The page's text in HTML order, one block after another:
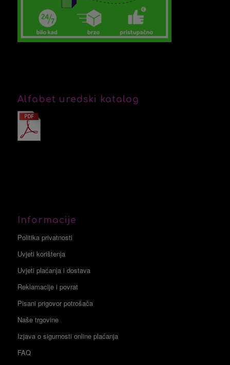
Alfabet uredski katalog
Informacije
Politika privatnosti
Uvjeti korištenja
Uvjeti plaćanja i dostava
Reklamacije i povrat
Pisani prigovor potrošača
Naše trgovine
Izjava o sigurnosti online plaćanja
FAQ